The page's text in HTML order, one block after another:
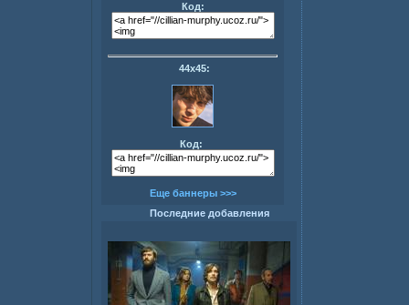
Код:
44х45:
Код:
Еще баннеры >>>
Последние добавления